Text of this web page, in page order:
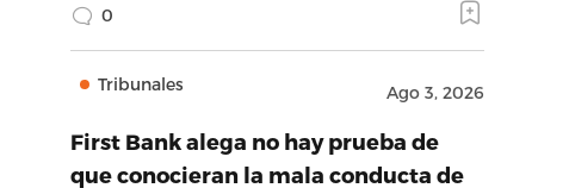
0
Tribunales Ago 3, 2026
First Bank alega no hay prueba de
que conocieran la mala conducta de